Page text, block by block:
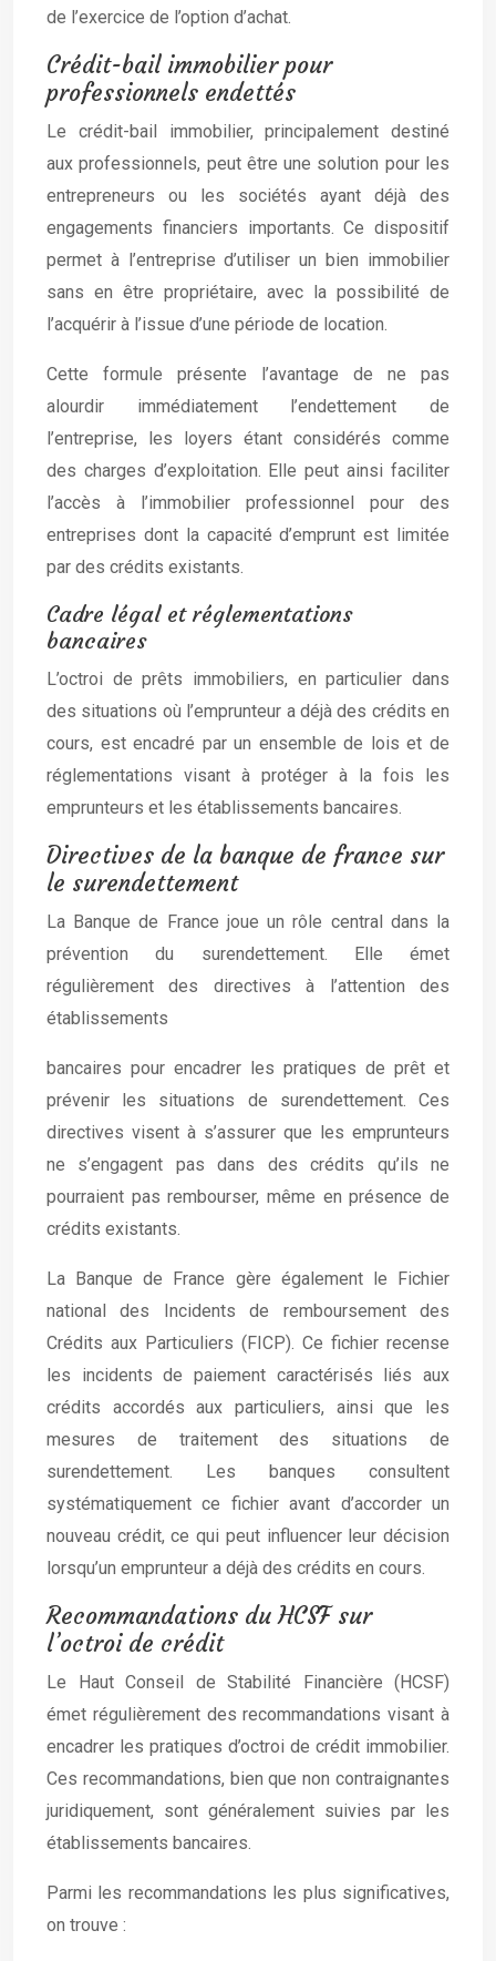
de l’exercice de l’option d’achat.
Crédit-bail immobilier pour
professionnels endettés
Le crédit-bail immobilier, principalement destiné
aux professionnels, peut être une solution pour les
entrepreneurs ou les sociétés ayant déjà des
engagements financiers importants. Ce dispositif
permet à l’entreprise d’utiliser un bien immobilier
sans en être propriétaire, avec la possibilité de
l’acquérir à l’issue d’une période de location.
Cette formule présente l’avantage de ne pas
alourdir immédiatement l’endettement de
l’entreprise, les loyers étant considérés comme
des charges d’exploitation. Elle peut ainsi faciliter
l’accès à l’immobilier professionnel pour des
entreprises dont la capacité d’emprunt est limitée
par des crédits existants.
Cadre légal et réglementations
bancaires
L’octroi de prêts immobiliers, en particulier dans
des situations où l’emprunteur a déjà des crédits en
cours, est encadré par un ensemble de lois et de
réglementations visant à protéger à la fois les
emprunteurs et les établissements bancaires.
Directives de la banque de france sur
le surendettement
La Banque de France joue un rôle central dans la
prévention du surendettement. Elle émet
régulièrement des directives à l’attention des
établissements
bancaires pour encadrer les pratiques de prêt et
prévenir les situations de surendettement. Ces
directives visent à s’assurer que les emprunteurs
ne s’engagent pas dans des crédits qu’ils ne
pourraient pas rembourser, même en présence de
crédits existants.
La Banque de France gère également le Fichier
national des Incidents de remboursement des
Crédits aux Particuliers (FICP). Ce fichier recense
les incidents de paiement caractérisés liés aux
crédits accordés aux particuliers, ainsi que les
mesures de traitement des situations de
surendettement. Les banques consultent
systématiquement ce fichier avant d’accorder un
nouveau crédit, ce qui peut influencer leur décision
lorsqu’un emprunteur a déjà des crédits en cours.
Recommandations du HCSF sur
l’octroi de crédit
Le Haut Conseil de Stabilité Financière (HCSF)
émet régulièrement des recommandations visant à
encadrer les pratiques d’octroi de crédit immobilier.
Ces recommandations, bien que non contraignantes
juridiquement, sont généralement suivies par les
établissements bancaires.
Parmi les recommandations les plus significatives,
on trouve :